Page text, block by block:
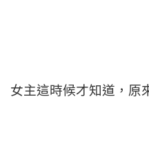
女主這時候才知道，原